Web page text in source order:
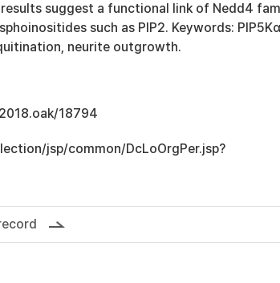
suggest a functional link of Nedd4
such as PIP2. Keywords:
neurite outgrowth.
18794
jsp/common/DcLoOrgPer.jsp?